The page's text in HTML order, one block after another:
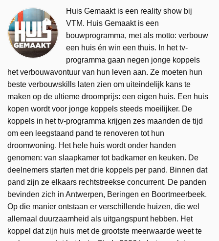
Huis Gemaakt is een reality show bij
VTM. Huis Gemaakt is een
bouwprogramma, met als motto: verbouw
een huis én win een thuis. In het tv-
programma gaan negen jonge koppels
het verbouwavontuur van hun leven aan. Ze moeten hun
beste verbouwskills laten zien om uiteindelijk kans te
maken op de ultieme droomprijs: een eigen huis. Een huis
kopen wordt voor jonge koppels steeds moeilijker. De
koppels in het tv-programma krijgen zes maanden de tijd
om een leegstaand pand te renoveren tot hun
droomwoning. Het hele huis wordt onder handen
genomen: van slaapkamer tot badkamer en keuken. De
deelnemers starten met drie koppels per pand. Binnen dat
pand zijn ze elkaars rechtstreekse concurrent. De panden
bevinden zich in Antwerpen, Beringen en Boortmeerbeek.
Op die manier ontstaan er verschillende huizen, die wel
allemaal duurzaamheid als uitgangspunt hebben. Het
koppel dat zijn huis met de grootste meerwaarde weet te